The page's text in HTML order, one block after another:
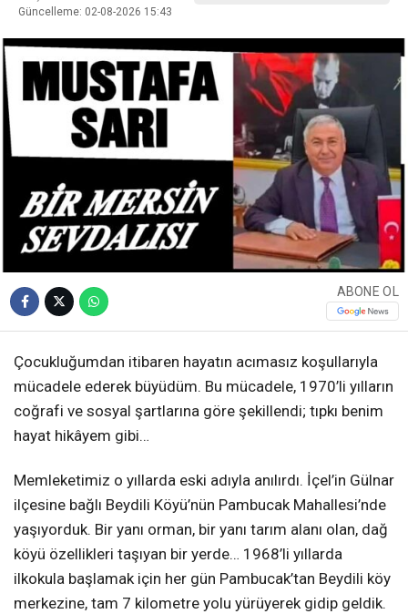
Güncelleme: 02-08-2026 15:43
ABONE OL
Çocukluğumdan itibaren hayatın acımasız koşullarıyla
mücadele ederek büyüdüm. Bu mücadele, 1970’li yılların
coğrafi ve sosyal şartlarına göre şekillendi; tıpkı benim
hayat hikâyem gibi…
Memleketimiz o yıllarda eski adıyla anılırdı. İçel’in Gülnar
ilçesine bağlı Beydili Köyü’nün Pambucak Mahallesi’nde
yaşıyorduk. Bir yanı orman, bir yanı tarım alanı olan, dağ
köyü özellikleri taşıyan bir yerde… 1968’li yıllarda
ilkokula başlamak için her gün Pambucak’tan Beydili köy
merkezine, tam 7 kilometre yolu yürüyerek gidip geldik.